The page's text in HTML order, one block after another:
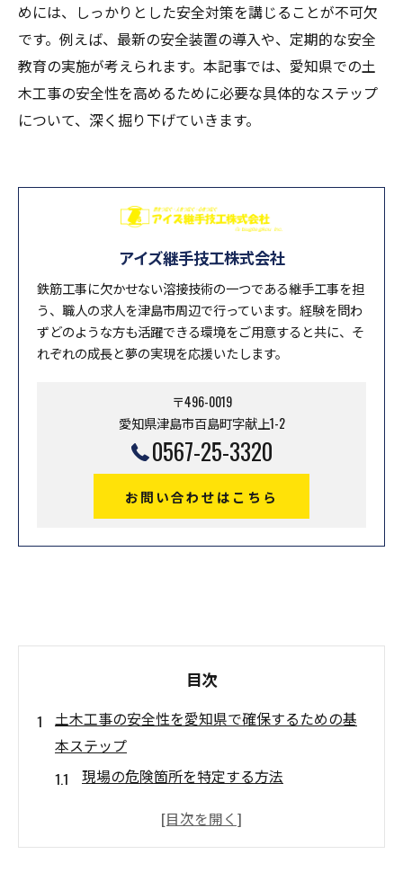
めには、しっかりとした安全対策を講じることが不可欠
です。例えば、最新の安全装置の導入や、定期的な安全
教育の実施が考えられます。本記事では、愛知県での土
木工事の安全性を高めるために必要な具体的なステップ
について、深く掘り下げていきます。
アイズ継手技工株式会社
鉄筋工事に欠かせない溶接技術の一つである継手工事を担
う、職人の求人を津島市周辺で行っています。経験を問わ
ずどのような方も活躍できる環境をご用意すると共に、そ
れぞれの成長と夢の実現を応援いたします。
〒496-0019
愛知県津島市百島町字献上1-2
0567-25-3320
お問い合わせはこちら
目次
土木工事の安全性を愛知県で確保するための基
本ステップ
現場の危険箇所を特定する方法
基本的な安全装置の導入とその効果